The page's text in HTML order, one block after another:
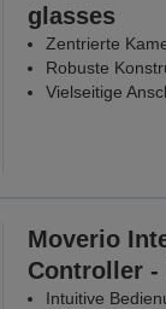
glasses
Zentrierte
Robuste
Vielseitige
Moverio
Controller -
Intuitive